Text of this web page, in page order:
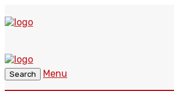
Search
Menu